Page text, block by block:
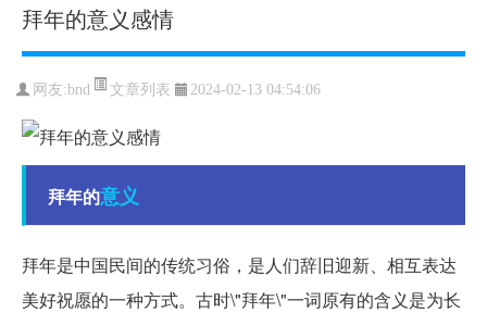
拜年的意义感情
网友:bnd 文章列表 2024-02-13 04:54:06
拜年的意义
拜年是中国民间的传统习俗，是人们辞旧迎新、相互表达
美好祝愿的一种方式。古时\"拜年\"一词原有的含义是为长